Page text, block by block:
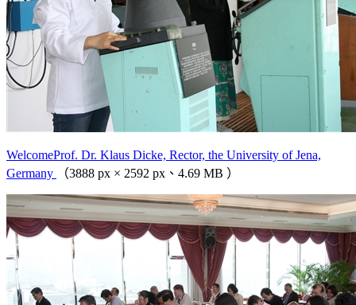
WelcomeProf. Dr. Klaus Dicke, Rector, the University of Jena,
Germany
（3888 px × 2592 px、4.69 MB ）